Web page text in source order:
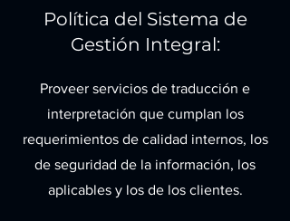
Política del Sistema de
Gestión Integral:
Proveer servicios de traducción e
interpretación que cumplan los
requerimientos de calidad internos, los
de seguridad de la información, los
aplicables y los de los clientes.